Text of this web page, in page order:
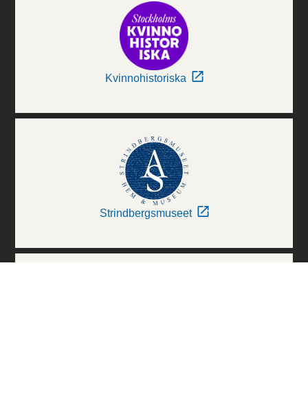
Kvinnohistoriska
Strindbergsmuseet